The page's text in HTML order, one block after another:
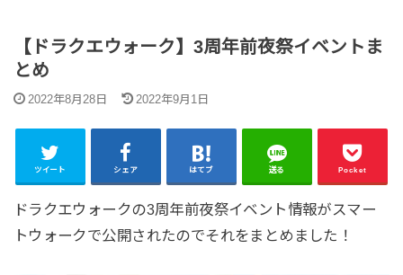
【ドラクエウォーク】3周年前夜祭イベントま
とめ
2022年8月28日 2022年9月1日
ツイート シェア はてブ 送る Pocket
ドラクエウォークの3周年前夜祭イベント情報がスマー
トウォークで公開されたのでそれをまとめました！